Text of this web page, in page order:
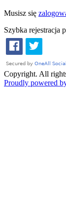
Musisz się
Szybka rejestracja
Copyright. All
Proudly powered